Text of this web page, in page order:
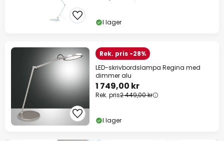
I lager
Rek. pris -28%
LED-skrivbordslampa Regina med
dimmer alu
1 749,00 kr
Rek. pris2 449,00 kr
I lager